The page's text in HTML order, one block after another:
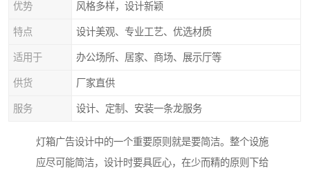
优势 风格多样，设计新颖
特点 设计美观、专业工艺、优选材质
适用于 办公场所、居家、商场、展示厅等
供货 厂家直供
服务 设计、定制、安装一条龙服务
灯箱广告设计中的一个重要原则就是要简洁。整个设施
应尽可能简洁，设计时要具匠心，在少而精的原则下给